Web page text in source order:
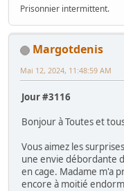
Prisonnier intermittent.
Margotdenis
Mai 12, 2024, 11:48:59 AM
Jour #3116
Bonjour à Toutes et
Vous aimez les
une envie débordante
en cage. Madame m'a
encore à moitié